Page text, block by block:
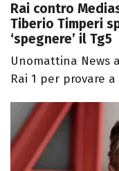
Rai contro
Tiberio Timperi
‘spegnere’ il Tg5
Unomattina News
Rai 1 per provare